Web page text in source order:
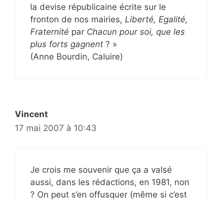
la devise républicaine écrite sur le
fronton de nos mairies, Liberté, Egalité,
Fraternité par Chacun pour soi, que les
plus forts gagnent ? »
(Anne Bourdin, Caluire)
Vincent
17 mai 2007 à 10:43
Je crois me souvenir que ça a valsé
aussi, dans les rédactions, en 1981, non
? On peut s’en offusquer (même si c’est